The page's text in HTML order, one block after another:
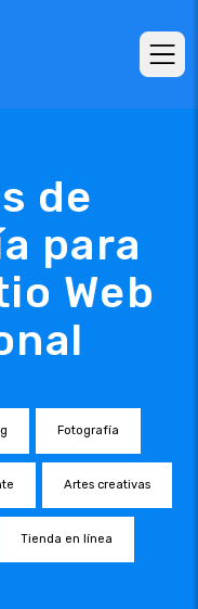
de
para
Web
Fotografía
Artes creativas
Tienda en línea